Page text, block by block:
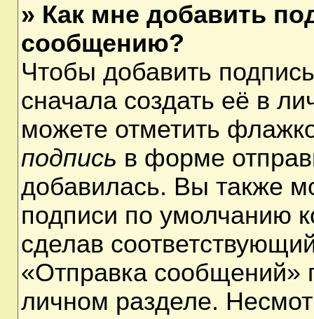
» Как мне добавить
сообщению?
Чтобы добавить
сначала создать её в
можете отметить
подпись в форме
добавилась. Вы также
подписи по умолчанию
сделав
«Отправка сообщений»
личном разделе.